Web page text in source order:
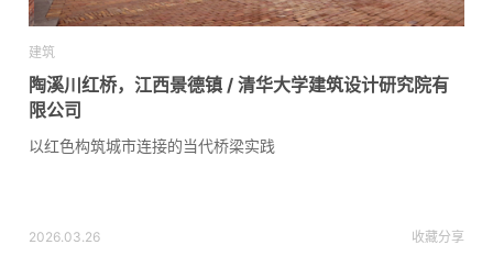
建筑
陶溪川红桥，江西景德镇 / 清华大学建筑设计研究院有
限公司
以红色构筑城市连接的当代桥梁实践
2026.03.26 收藏分享